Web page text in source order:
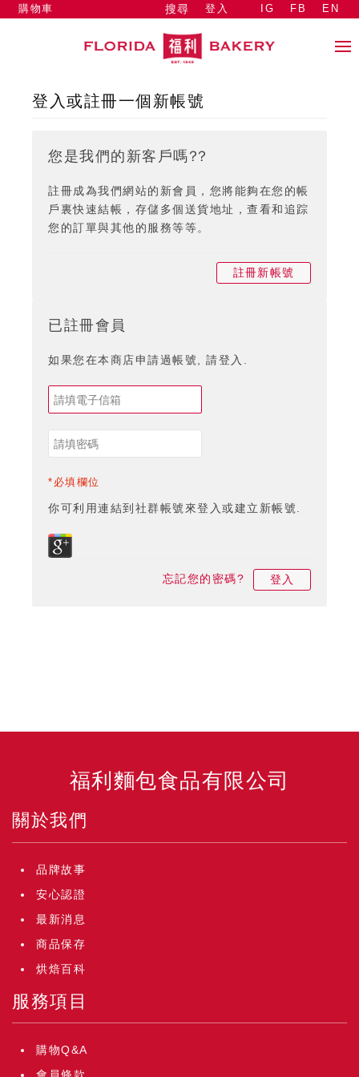
搜尋 登入
購物車 IG FB EN
登入或註冊一個新帳號
您是我們的新客戶嗎??
註冊成為我們網站的新會員，您將能夠在您的帳
戶裏快速結帳，存儲多個送貨地址，查看和追踪
您的訂單與其他的服務等等。
註冊新帳號
已註冊會員
如果您在本商店申請過帳號, 請登入.
*必填欄位
你可利用連結到社群帳號來登入或建立新帳號.
忘記您的密碼? 登入
福利麵包食品有限公司
關於我們
品牌故事
安心認證
最新消息
商品保存
烘焙百科
服務項目
購物Q&A